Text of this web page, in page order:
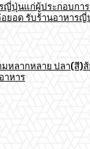
ญี่ปุ่นแก่ผู้ประกอบกา
ยอด รับร้านอาหาร
มหลากหลาย ปลา(สี)
าหาร